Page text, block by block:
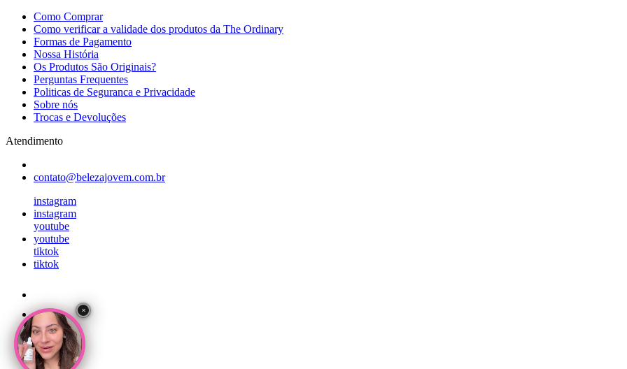
Como Comprar
Como verificar a validade dos produtos da The Ordinary
Formas de Pagamento
Nossa História
Os Produtos São Originais?
Perguntas Frequentes
Politicas de Seguranca e Privacidade
Sobre nós
Trocas e Devoluções
Atendimento
contato@belezajovem.com.br
instagram
instagram
youtube
youtube
tiktok
tiktok